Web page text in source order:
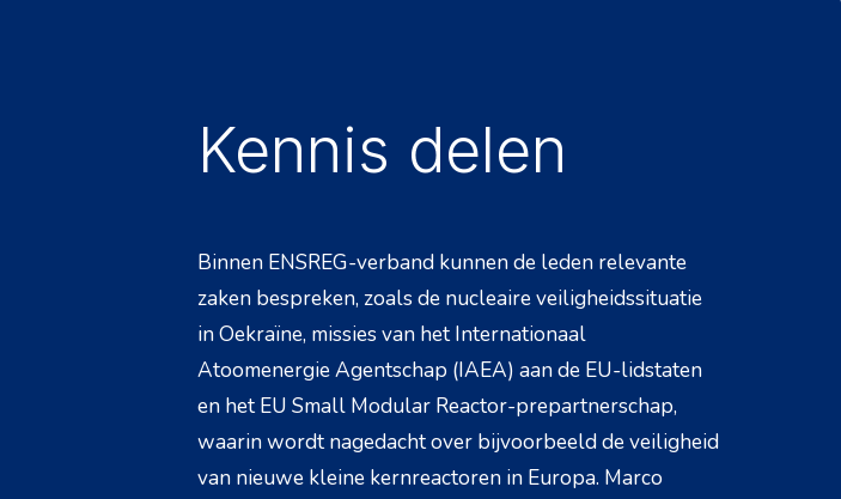
Kennis delen
Binnen ENSREG-verband kunnen de leden relevante
zaken bespreken, zoals de nucleaire veiligheidssituatie
in Oekraïne, missies van het Internationaal
Atoomenergie Agentschap (IAEA) aan de EU-lidstaten
en het EU Small Modular Reactor-prepartnerschap,
waarin wordt nagedacht over bijvoorbeeld de veiligheid
van nieuwe kleine kernreactoren in Europa. Marco